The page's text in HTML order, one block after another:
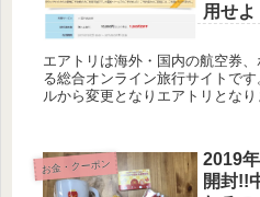
用せよ
エアトリは海外・国内の航空券
る総合オンライン旅行サイトで
ルから変更となりエアトリとな
お金・クーポン
2019
開封!!